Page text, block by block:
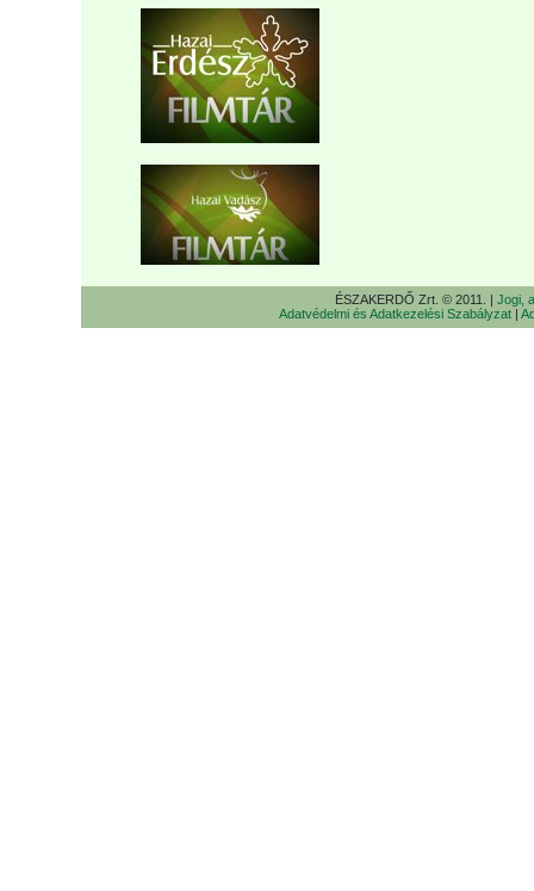
ÉSZAKERDŐ Zrt. © 2011. | Jogi,
Adatvédelmi és Adatkezelési Szabályzat|